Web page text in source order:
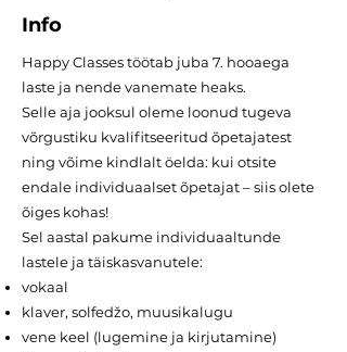
Info
Happy Classes töötab juba 7. hooaega
laste ja nende vanemate heaks.
Selle aja jooksul oleme loonud tugeva
võrgustiku kvalifitseeritud õpetajatest
ning võime kindlalt öelda: kui otsite
endale individuaalset õpetajat – siis olete
õiges kohas!
Sel aastal pakume individuaaltunde
lastele ja täiskasvanutele:
vokaal
klaver, solfedžo, muusikalugu
vene keel (lugemine ja kirjutamine)